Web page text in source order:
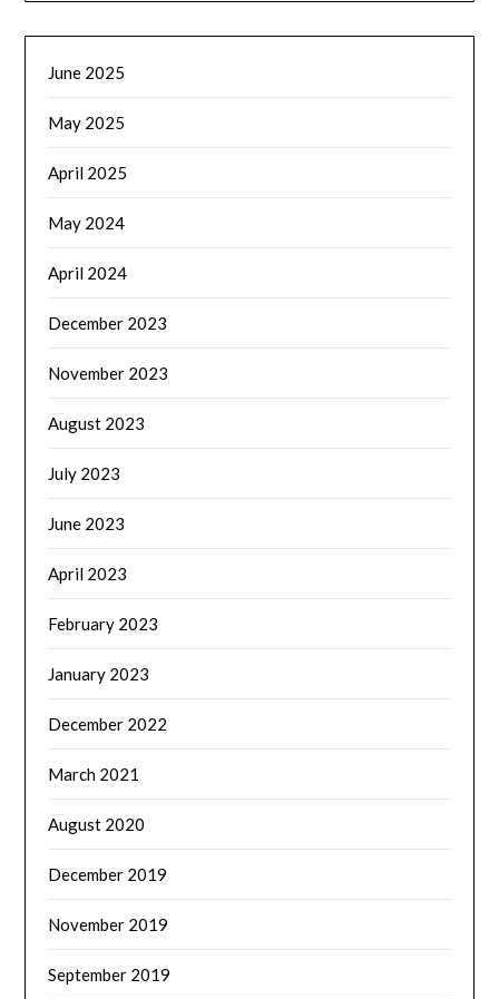
June 2025
May 2025
April 2025
May 2024
April 2024
December 2023
November 2023
August 2023
July 2023
June 2023
April 2023
February 2023
January 2023
December 2022
March 2021
August 2020
December 2019
November 2019
September 2019